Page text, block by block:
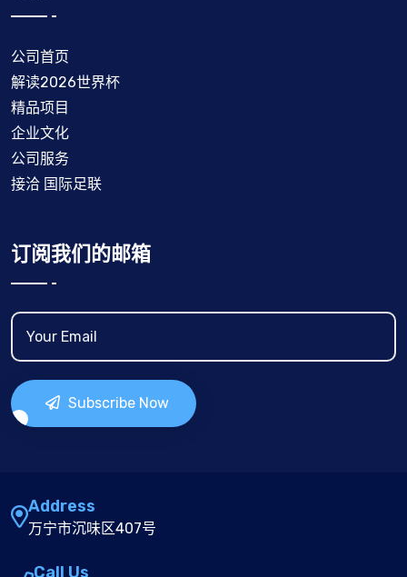
公司首页
解读2026世界杯
精品项目
企业文化
公司服务
接洽 国际足联
订阅我们的邮箱
Subscribe Now
Address
万宁市沉味区407号
Call Us